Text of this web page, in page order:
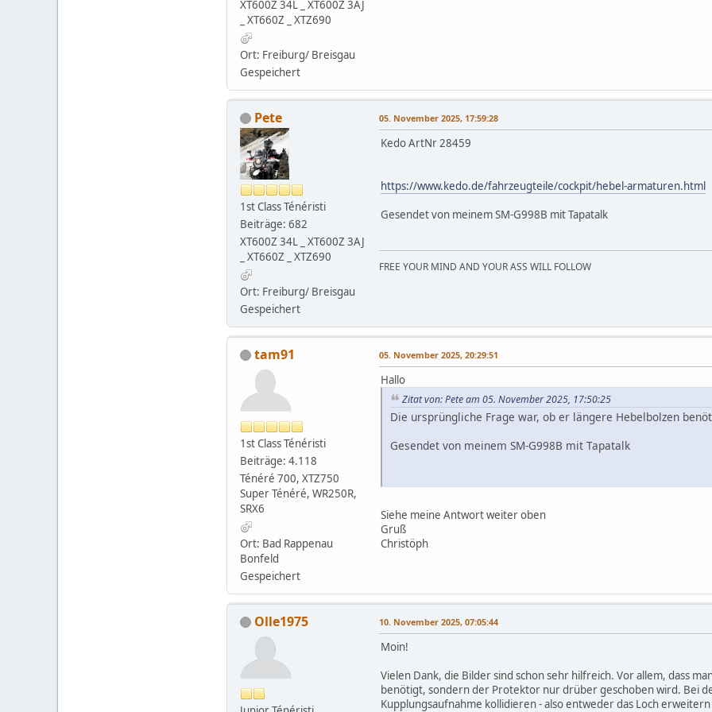
XT600Z 34L _ XT600Z 3AJ
_ XT660Z _ XTZ690
Ort: Freiburg/ Breisgau
Gespeichert
Pete
1st Class Ténéristi
Beiträge: 682
XT600Z 34L _ XT600Z 3AJ
_ XT660Z _ XTZ690
Ort: Freiburg/ Breisgau
Gespeichert
05. November 2025, 17:59:28
Kedo ArtNr 28459
https://www.kedo.de/fahrzeugteile/cockpit/hebel-armaturen.html
Gesendet von meinem SM-G998B mit Tapatalk
FREE YOUR MIND AND YOUR ASS WILL FOLLOW
tam91
1st Class Ténéristi
Beiträge: 4.118
Ténéré 700, XTZ750
Super Ténéré, WR250R,
SRX6
Ort: Bad Rappenau
Bonfeld
Gespeichert
05. November 2025, 20:29:51
Hallo
Zitat von: Pete am 05. November 2025, 17:50:25
Die ursprüngliche Frage war, ob er längere Hebelbolzen
Gesendet von meinem SM-G998B mit Tapatalk
Siehe meine Antwort weiter oben
Gruß
Christöph
Olle1975 10. November 2025, 07:05:44
Moin!
Vielen Dank, die Bilder sind schon sehr hilfreich. Vor allem, dass
benötigt, sondern der Protektor nur drüber geschoben wird. Bei
Kupplungsaufnahme kollidieren - also entweder das Loch